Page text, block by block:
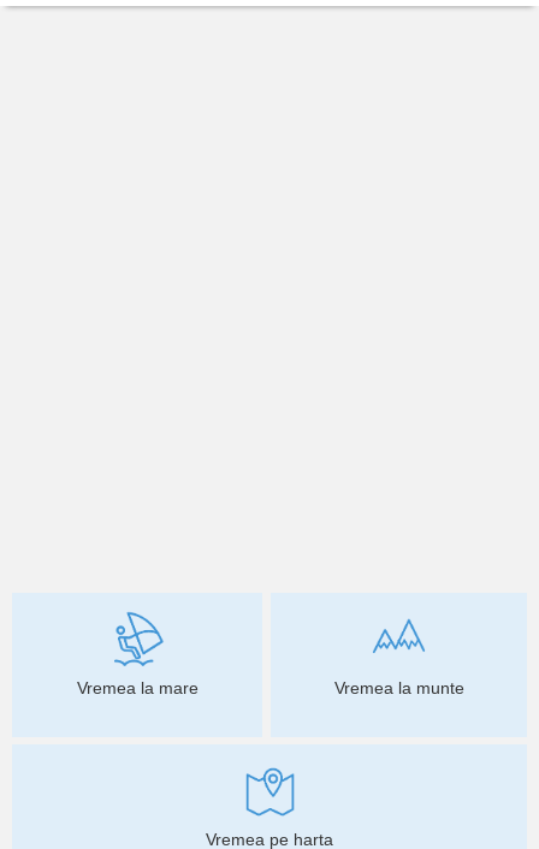
Vremea la mare Vremea la munte
Vremea pe harta